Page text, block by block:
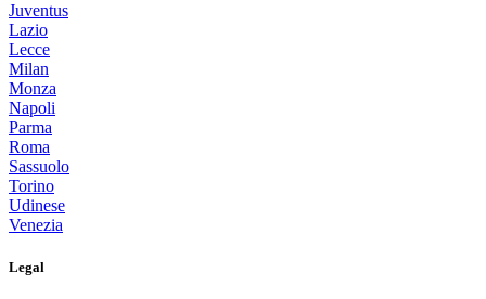
Juventus
Lazio
Lecce
Milan
Monza
Napoli
Parma
Roma
Sassuolo
Torino
Udinese
Venezia
Legal